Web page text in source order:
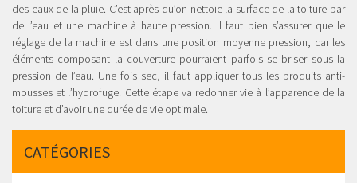
des eaux de la pluie. C’est après qu’on nettoie la surface de la toiture par
de l’eau et une machine à haute pression. Il faut bien s’assurer que le
réglage de la machine est dans une position moyenne pression, car les
éléments composant la couverture pourraient parfois se briser sous la
pression de l’eau. Une fois sec, il faut appliquer tous les produits anti-
mousses et l’hydrofuge. Cette étape va redonner vie à l’apparence de la
toiture et d’avoir une durée de vie optimale.
CATÉGORIES